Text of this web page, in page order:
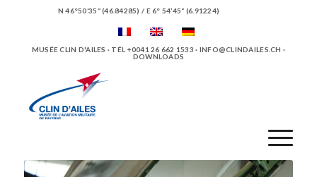
N 46°50’35“ (46.84285) / E 6° 54’45“ (6.91224)
MUSÉE CLIN D'AILES · TÉL +0041 26 662 1533 · INFO@CLINDAILES.CH ·
DOWNLOADS